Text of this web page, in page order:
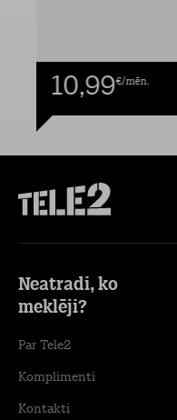
10,99€/mēn.
Neatradi, ko
meklēji?
Par Tele2
Komplimenti
Kontakti